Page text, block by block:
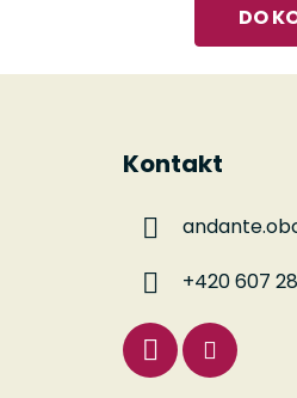
DO
Kontakt
+420 607